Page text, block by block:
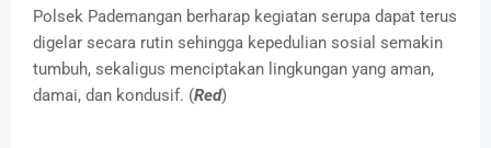
Polsek Pademangan berharap kegiatan serupa dapat terus
digelar secara rutin sehingga kepedulian sosial semakin
tumbuh, sekaligus menciptakan lingkungan yang aman,
damai, dan kondusif. (Red)